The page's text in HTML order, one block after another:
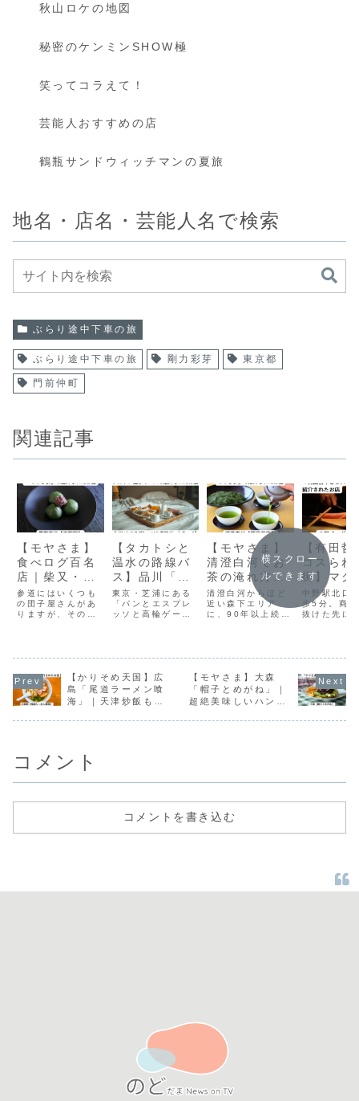
秋山ロケの地図
秘密のケンミンSHOW極
笑ってコラえて！
芸能人おすすめの店
鶴瓶サンドウィッチマンの夏旅
地名・店名・芸能人名で検索
ぶらり途中下車の旅
ぶらり途中下車の旅 剛力彩芽 東京都
門前仲町
関連記事
【モヤさま】
食べログ百名
店｜柴又・帝
釈天参道の老
舗団子屋「吉
野家」
参道にはいくつも
の団子屋さんがあ
りますが、その中
【タカトシと
温水の路線バ
ス】品川「パ
ンとエスプレ
ッソと高輪ゲ
ートウェイ」
東京・芝浦にある
「パンとエスプレ
ッソと高輪ゲート
【モヤさま】
清澄白河でお
茶の淹れ方教
室が人気の老
舗茶舗「福泉
茶店」
清澄白河からほど
近い森下エリア
に、90年以上続く
店です。
【有田
コスられ
街】マグ
き必見！
「マグロ
ト」
中野駅北口
歩5分。商
抜けた先に
横スクロー
ルできます
【かりそめ天国】広
島「尾道ラーメン喰
海」｜天津炒飯も人
【モヤさま】大森
「帽子とめがね」｜
超絶美味しいハンバ
コメント
コメントを書き込む